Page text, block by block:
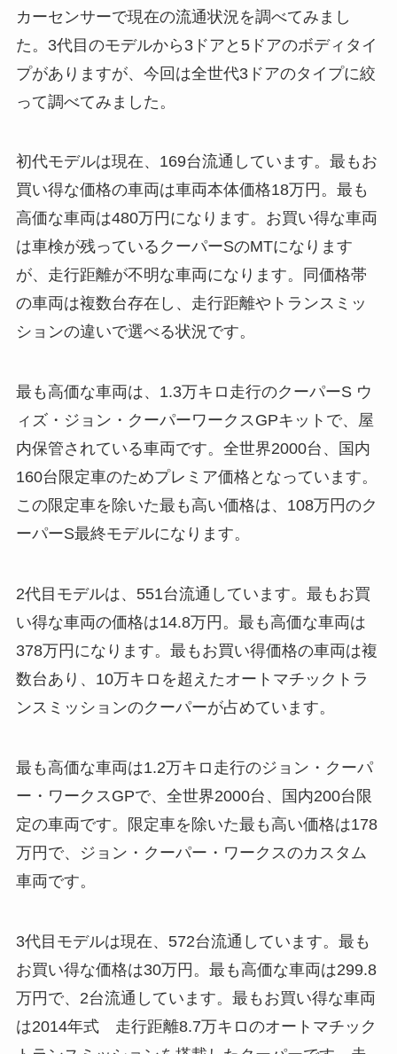
カーセンサーで現在の流通状況を調べてみまし
た。3代目のモデルから3ドアと5ドアのボディタイ
プがありますが、今回は全世代3ドアのタイプに絞
って調べてみました。
初代モデルは現在、169台流通しています。最もお
買い得な価格の車両は車両本体価格18万円。最も
高価な車両は480万円になります。お買い得な車両
は車検が残っているクーパーSのMTになります
が、走行距離が不明な車両になります。同価格帯
の車両は複数台存在し、走行距離やトランスミッ
ションの違いで選べる状況です。
最も高価な車両は、1.3万キロ走行のクーパーS ウ
ィズ・ジョン・クーパーワークスGPキットで、屋
内保管されている車両です。全世界2000台、国内
160台限定車のためプレミア価格となっています。
この限定車を除いた最も高い価格は、108万円のク
ーパーS最終モデルになります。
2代目モデルは、551台流通しています。最もお買
い得な車両の価格は14.8万円。最も高価な車両は
378万円になります。最もお買い得価格の車両は複
数台あり、10万キロを超えたオートマチックトラ
ンスミッションのクーパーが占めています。
最も高価な車両は1.2万キロ走行のジョン・クーパ
ー・ワークスGPで、全世界2000台、国内200台限
定の車両です。限定車を除いた最も高い価格は178
万円で、ジョン・クーパー・ワークスのカスタム
車両です。
3代目モデルは現在、572台流通しています。最も
お買い得な価格は30万円。最も高価な車両は299.8
万円で、2台流通しています。最もお買い得な車両
は2014年式 走行距離8.7万キロのオートマチック